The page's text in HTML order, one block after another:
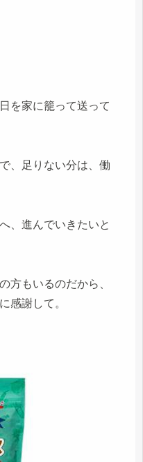
を家に籠って送って
、足りない分は、働
、進んでいきたいと
方もいるのだから、
感謝して。